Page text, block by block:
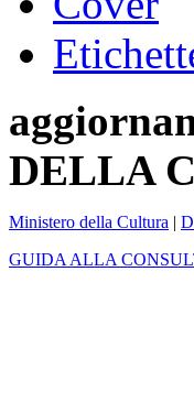
DELLA
Ministero della Cultura |
GUIDA ALLA